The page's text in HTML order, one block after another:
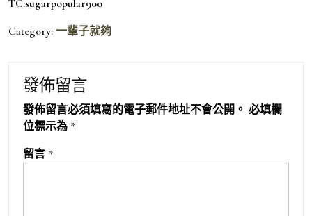
TC:sugarpopular900
Category: 一輩子就夠
發佈留言
發佈留言必須填寫的電子郵件地址不會公開。 必填欄
位標示為 *
留言 *